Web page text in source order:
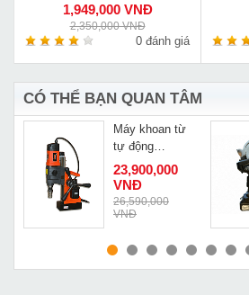
1,949,000 VNĐ
2,350,000 VNĐ
0 đánh giá
CÓ THỂ BẠN QUAN TÂM
MUA NGAY
Máy khoan từ
tự động
Cayken KCY-
55/2QE
23,900,000
VNĐ
26,590,000
VNĐ